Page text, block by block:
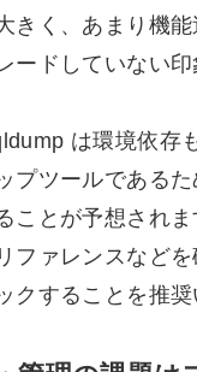
きく、あまり機
ードしていない印
は環境依存
プツールである
ことが予想され
ファレンスなど
クすることを推奨